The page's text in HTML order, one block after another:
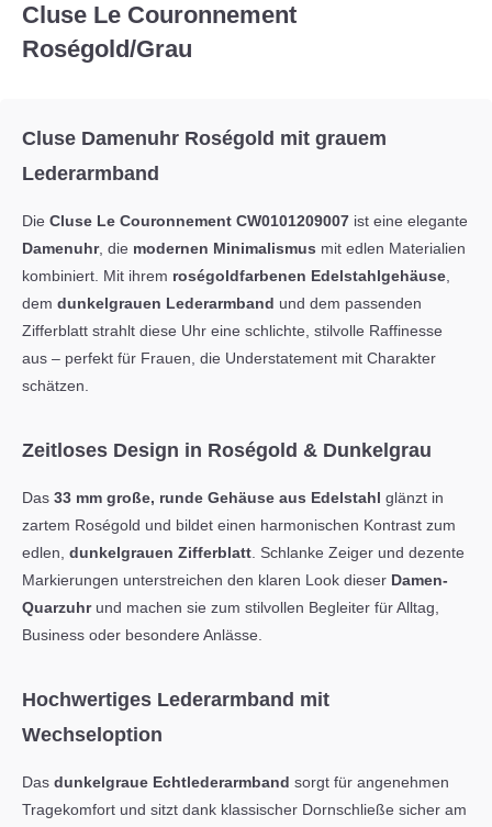
Cluse Le Couronnement
Roségold/Grau
Cluse Damenuhr Roségold mit grauem
Lederarmband
Die Cluse Le Couronnement CW0101209007 ist eine elegante
Damenuhr, die modernen Minimalismus mit edlen Materialien
kombiniert. Mit ihrem roségoldfarbenen Edelstahlgehäuse
dem dunkelgrauen Lederarmband und dem passenden
Zifferblatt strahlt diese Uhr eine schlichte, stilvolle Raffinesse
aus – perfekt für Frauen, die Understatement mit Charakter
schätzen.
Zeitloses Design in Roségold & Dunkelgrau
Das 33 mm große, runde Gehäuse aus Edelstahl glänzt in
zartem Roségold und bildet einen harmonischen Kontrast zum
edlen, dunkelgrauen Zifferblatt . Schlanke Zeiger und dezente
Markierungen unterstreichen den klaren Look dieser Damen-
Quarzuhrund machen sie zum stilvollen Begleiter für Alltag,
Business oder besondere Anlässe.
Hochwertiges Lederarmband mit
Wechseloption
Das dunkelgraue Echtlederarmband sorgt für angenehmen
Tragekomfort und sitzt dank klassischer Dornschließe sicher am